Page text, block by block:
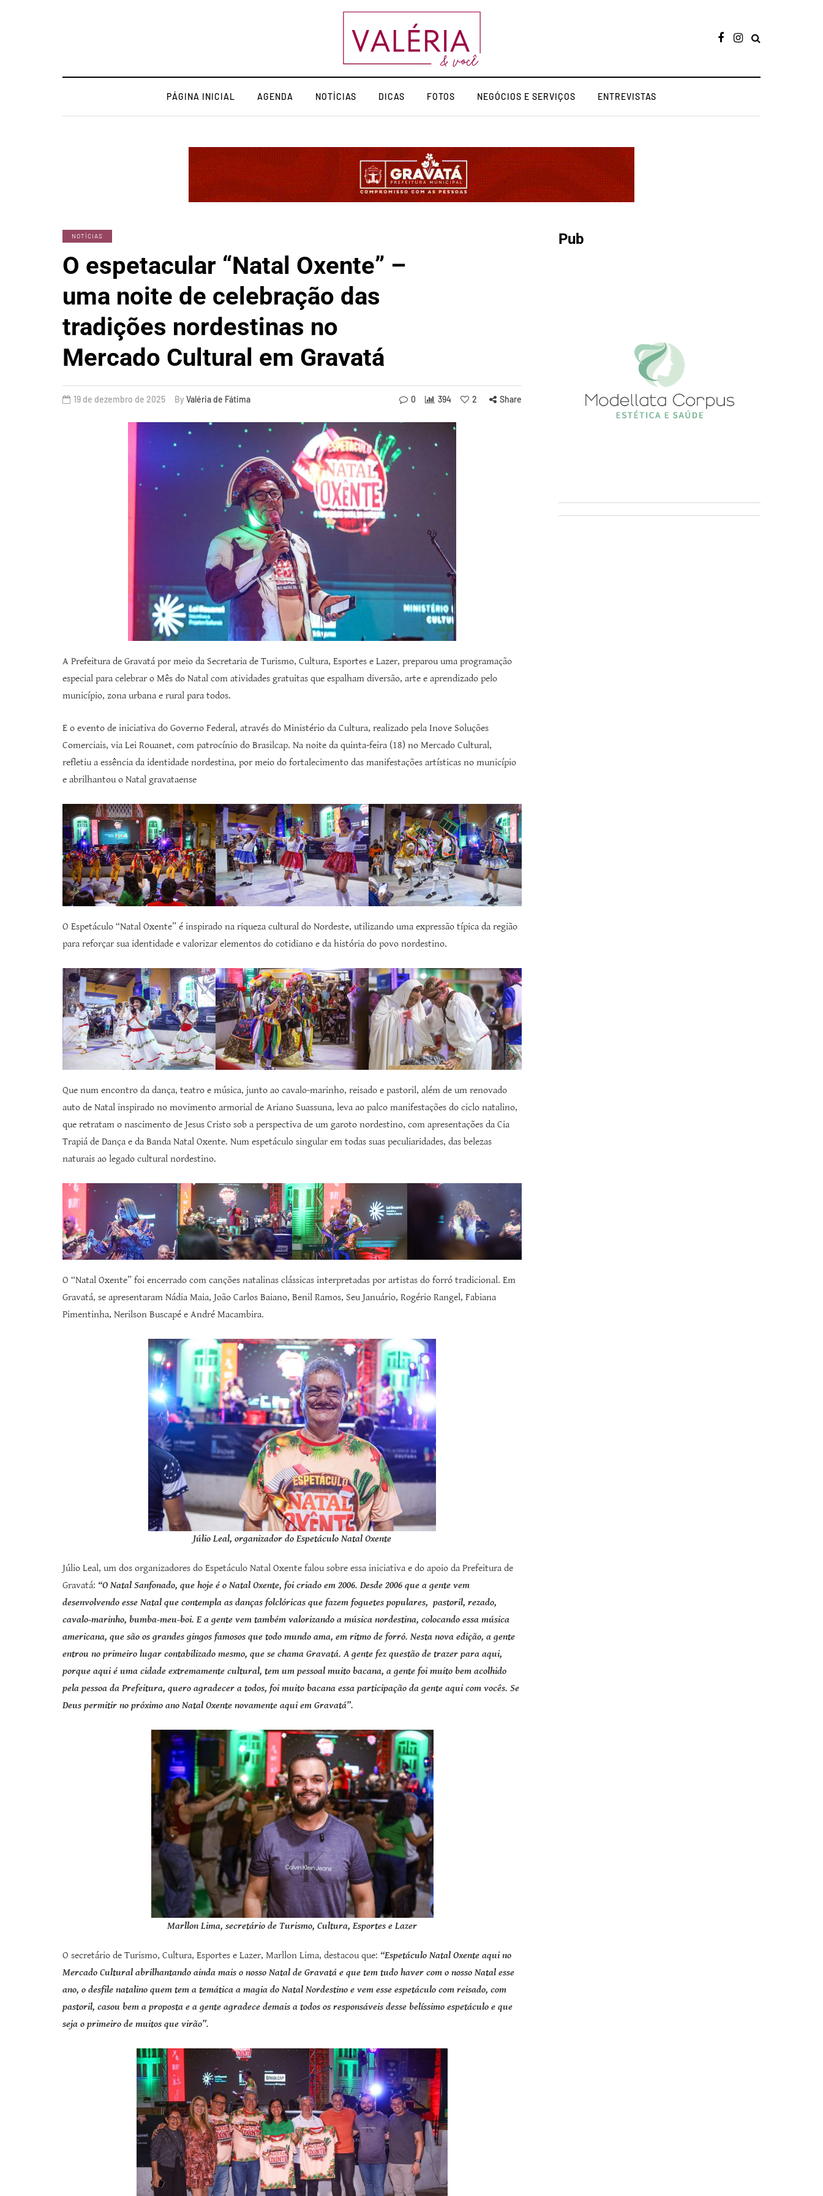
PÁGINA INICIAL AGENDA NOTÍCIAS DICAS FOTOS NEGÓCIOS E SERVIÇOS ENTREVISTAS
NOTÍCIAS
O espetacular “Natal Oxente” –
uma noite de celebração das
tradições nordestinas no
Mercado Cultural em Gravatá
19 de dezembro de 2025 By Valéria de Fátima 0 394 2 Share
A Prefeitura de Gravatá por meio da Secretaria de Turismo, Cultura, Esportes e Lazer, preparou uma programação
especial para celebrar o Mês do Natal com atividades gratuitas que espalham diversão, arte e aprendizado pelo
município, zona urbana e rural para todos.
E o evento de iniciativa do Governo Federal, através do Ministério da Cultura, realizado pela Inove Soluções
Comerciais, via Lei Rouanet, com patrocínio do Brasilcap. Na noite da quinta-feira (18) no Mercado Cultural,
refletiu a essência da identidade nordestina, por meio do fortalecimento das manifestações artísticas no município
e abrilhantou o Natal gravataense
O Espetáculo “Natal Oxente” é inspirado na riqueza cultural do Nordeste, utilizando uma expressão típica da região
para reforçar sua identidade e valorizar elementos do cotidiano e da história do povo nordestino.
Que num encontro da dança, teatro e música, junto ao cavalo-marinho, reisado e pastoril, além de um renovado
auto de Natal inspirado no movimento armorial de Ariano Suassuna, leva ao palco manifestações do ciclo natalino,
que retratam o nascimento de Jesus Cristo sob a perspectiva de um garoto nordestino, com apresentações da Cia
Trapiá de Dança e da Banda Natal Oxente. Num espetáculo singular em todas suas peculiaridades, das belezas
naturais ao legado cultural nordestino.
O “Natal Oxente” foi encerrado com canções natalinas clássicas interpretadas por artistas do forró tradicional. Em
Gravatá, se apresentaram Nádia Maia, João Carlos Baiano, Benil Ramos, Seu Januário, Rogério Rangel, Fabiana
Pimentinha, Nerilson Buscapé e André Macambira.
Júlio Leal, organizador do Espetáculo Natal Oxente
Júlio Leal, um dos organizadores do Espetáculo Natal Oxente falou sobre essa iniciativa e do apoio da Prefeitura de
Gravatá: “O Natal Sanfonado, que hoje é o Natal Oxente, foi criado em 2006. Desde 2006 que a gente vem
desenvolvendo esse Natal que contempla as danças folclóricas que fazem foguetes populares, pastoril, rezado,
cavalo-marinho, bumba-meu-boi. E a gente vem também valorizando a música nordestina, colocando essa música
americana, que são os grandes gingos famosos que todo mundo ama, em ritmo de forró. Nesta nova edição, a gente
entrou no primeiro lugar contabilizado mesmo, que se chama Gravatá. A gente fez questão de trazer para aqui,
porque aqui é uma cidade extremamente cultural, tem um pessoal muito bacana, a gente foi muito bem acolhido
pela pessoa da Prefeitura, quero agradecer a todos, foi muito bacana essa participação da gente aqui com vocês. Se
Deus permitir no próximo ano Natal Oxente novamente aqui em Gravatá”.
Marllon Lima, secretário de Turismo, Cultura, Esportes e Lazer
O secretário de Turismo, Cultura, Esportes e Lazer, Marllon Lima, destacou que: “Espetáculo Natal Oxente aqui no
Mercado Cultural abrilhantando ainda mais o nosso Natal de Gravatá e que tem tudo haver com o nosso Natal esse
ano, o desfile natalino quem tem a temática a magia do Natal Nordestino e vem esse espetáculo com reisado, com
pastoril, casou bem a proposta e a gente agradece demais a todos os responsáveis desse belíssimo espetáculo e que
seja o primeiro de muitos que virão”.
Pub